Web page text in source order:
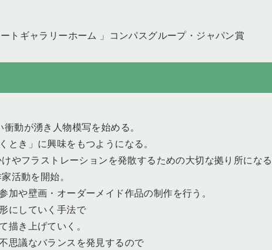
トギャラリーホーム 」コンパスグループ・ジャパン賞
動が湧き人物模写を始める。
き」に興味をもつようになる。
やフラストレーションを発散するための大切な拠り所にな
活動を開始。
や壁画・オーダーメイド作品の制作を行う。
にしていく手法で
き上げていく。
思議なバランスを発見するので